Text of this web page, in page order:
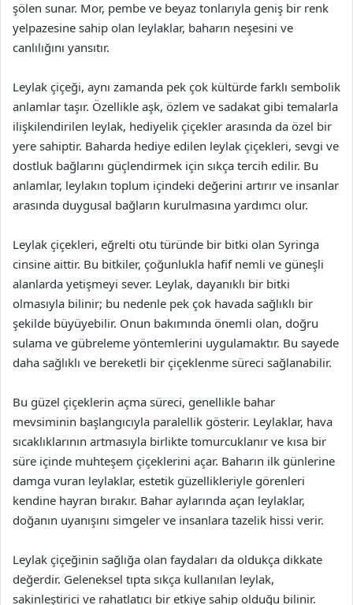
şölen sunar. Mor, pembe ve beyaz tonlarıyla geniş bir renk
yelpazesine sahip olan leylaklar, baharın neşesini ve
canlılığını yansıtır.
Leylak çiçeği, aynı zamanda pek çok kültürde farklı sembolik
anlamlar taşır. Özellikle aşk, özlem ve sadakat gibi temalarla
ilişkilendirilen leylak, hediyelik çiçekler arasında da özel bir
yere sahiptir. Baharda hediye edilen leylak çiçekleri, sevgi ve
dostluk bağlarını güçlendirmek için sıkça tercih edilir. Bu
anlamlar, leylakın toplum içindeki değerini artırır ve insanlar
arasında duygusal bağların kurulmasına yardımcı olur.
Leylak çiçekleri, eğrelti otu türünde bir bitki olan Syringa
cinsine aittir. Bu bitkiler, çoğunlukla hafif nemli ve güneşli
alanlarda yetişmeyi sever. Leylak, dayanıklı bir bitki
olmasıyla bilinir; bu nedenle pek çok havada sağlıklı bir
şekilde büyüyebilir. Onun bakımında önemli olan, doğru
sulama ve gübreleme yöntemlerini uygulamaktır. Bu sayede
daha sağlıklı ve bereketli bir çiçeklenme süreci sağlanabilir.
Bu güzel çiçeklerin açma süreci, genellikle bahar
mevsiminin başlangıcıyla paralellik gösterir. Leylaklar, hava
sıcaklıklarının artmasıyla birlikte tomurcuklanır ve kısa bir
süre içinde muhteşem çiçeklerini açar. Baharın ilk günlerine
damga vuran leylaklar, estetik güzellikleriyle görenleri
kendine hayran bırakır. Bahar aylarında açan leylaklar,
doğanın uyanışını simgeler ve insanlara tazelik hissi verir.
Leylak çiçeğinin sağlığa olan faydaları da oldukça dikkate
değerdir. Geleneksel tıpta sıkça kullanılan leylak,
sakinleştirici ve rahatlatıcı bir etkiye sahip olduğu bilinir.